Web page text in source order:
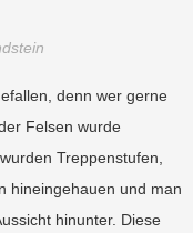
denn wer gerne
Felsen wurde
Treppenstufen,
hineingehauen und man
hinunter. Diese